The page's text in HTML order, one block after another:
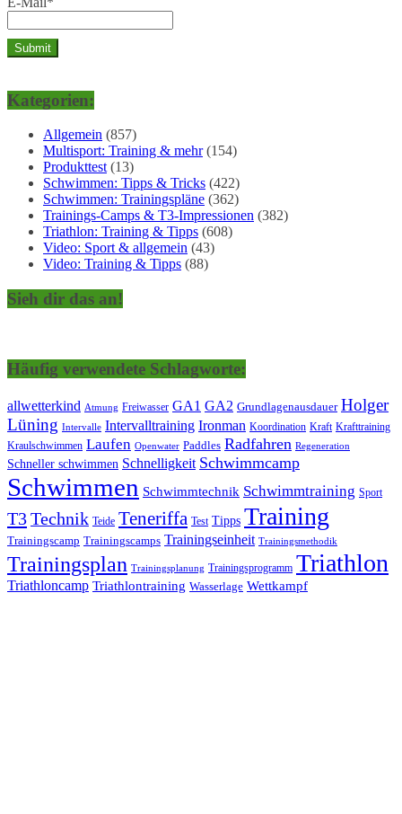
Kategorien:
Allgemein (857)
Multisport: Training & mehr(154)
Produkttest(13)
Schwimmen: Tipps & Tricks (422)
Schwimmen: Trainingspläne (362)
Trainings-Camps & T3-Impressionen (382)
Triathlon: Training & Tipps (608)
Video: Sport & allgemein (43)
Video: Training & Tipps (88)
Sieh dir das an!
Häufig verwendete Schlagworte:
allwetterkind Atmung Freiwasser GA1 GA2 Grundlagenausdauer Holger
Lüning Intervalle Intervalltraining Ironman Koordination Kraft Krafttraining
Kraulschwimmen Laufen Openwater Paddles Radfahren Regeneration
Schneller schwimmen Schnelligkeit Schwimmcamp
Schwimmen Schwimmtechnik Schwimmtraining Sport
T3Technik Teide Teneriffa Test Tipps Training
Trainingscamp Trainingscamps Trainingseinheit Trainingsmethodik
Trainingsplan Trainingsplanung Trainingsprogramm Triathlon
Triathloncamp Triathlontraining Wasserlage Wettkampf